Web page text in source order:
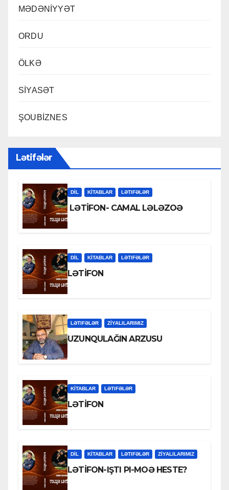
MƏDƏNİYYƏT
ORDU
ÖLKƏ
SİYASƏT
ŞOUBİZNES
Lətifələr
DİL KİTABLAR LƏTIFƏLƏR
LƏTİFON- CAMAL LƏLƏZOƏ
DİL KİTABLAR LƏTIFƏLƏR
LƏTİFON
LƏTIFƏLƏR ZİYALILARIMIZ
UZUNQULAĞIN ARZUSU
KİTABLAR LƏTIFƏLƏR
LƏTİFON
DİL KİTABLAR LƏTIFƏLƏR ZİYALILARIMIZ
LƏTİFON-IŞTI PI-MOƏ HESTE?